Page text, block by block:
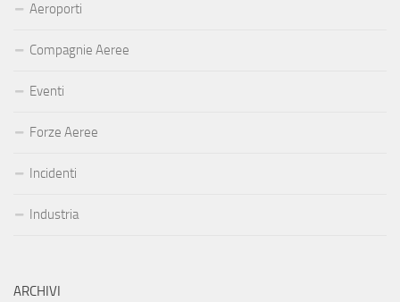
Aeroporti
Compagnie Aeree
Eventi
Forze Aeree
Incidenti
Industria
ARCHIVI